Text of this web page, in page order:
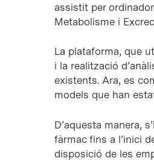
assistit per
Metabolisme i
La plataforma, que
i la realització
existents. Ara, es
models que han
D’aquesta manera,
fàrmac fins a l’inici
disposició de les